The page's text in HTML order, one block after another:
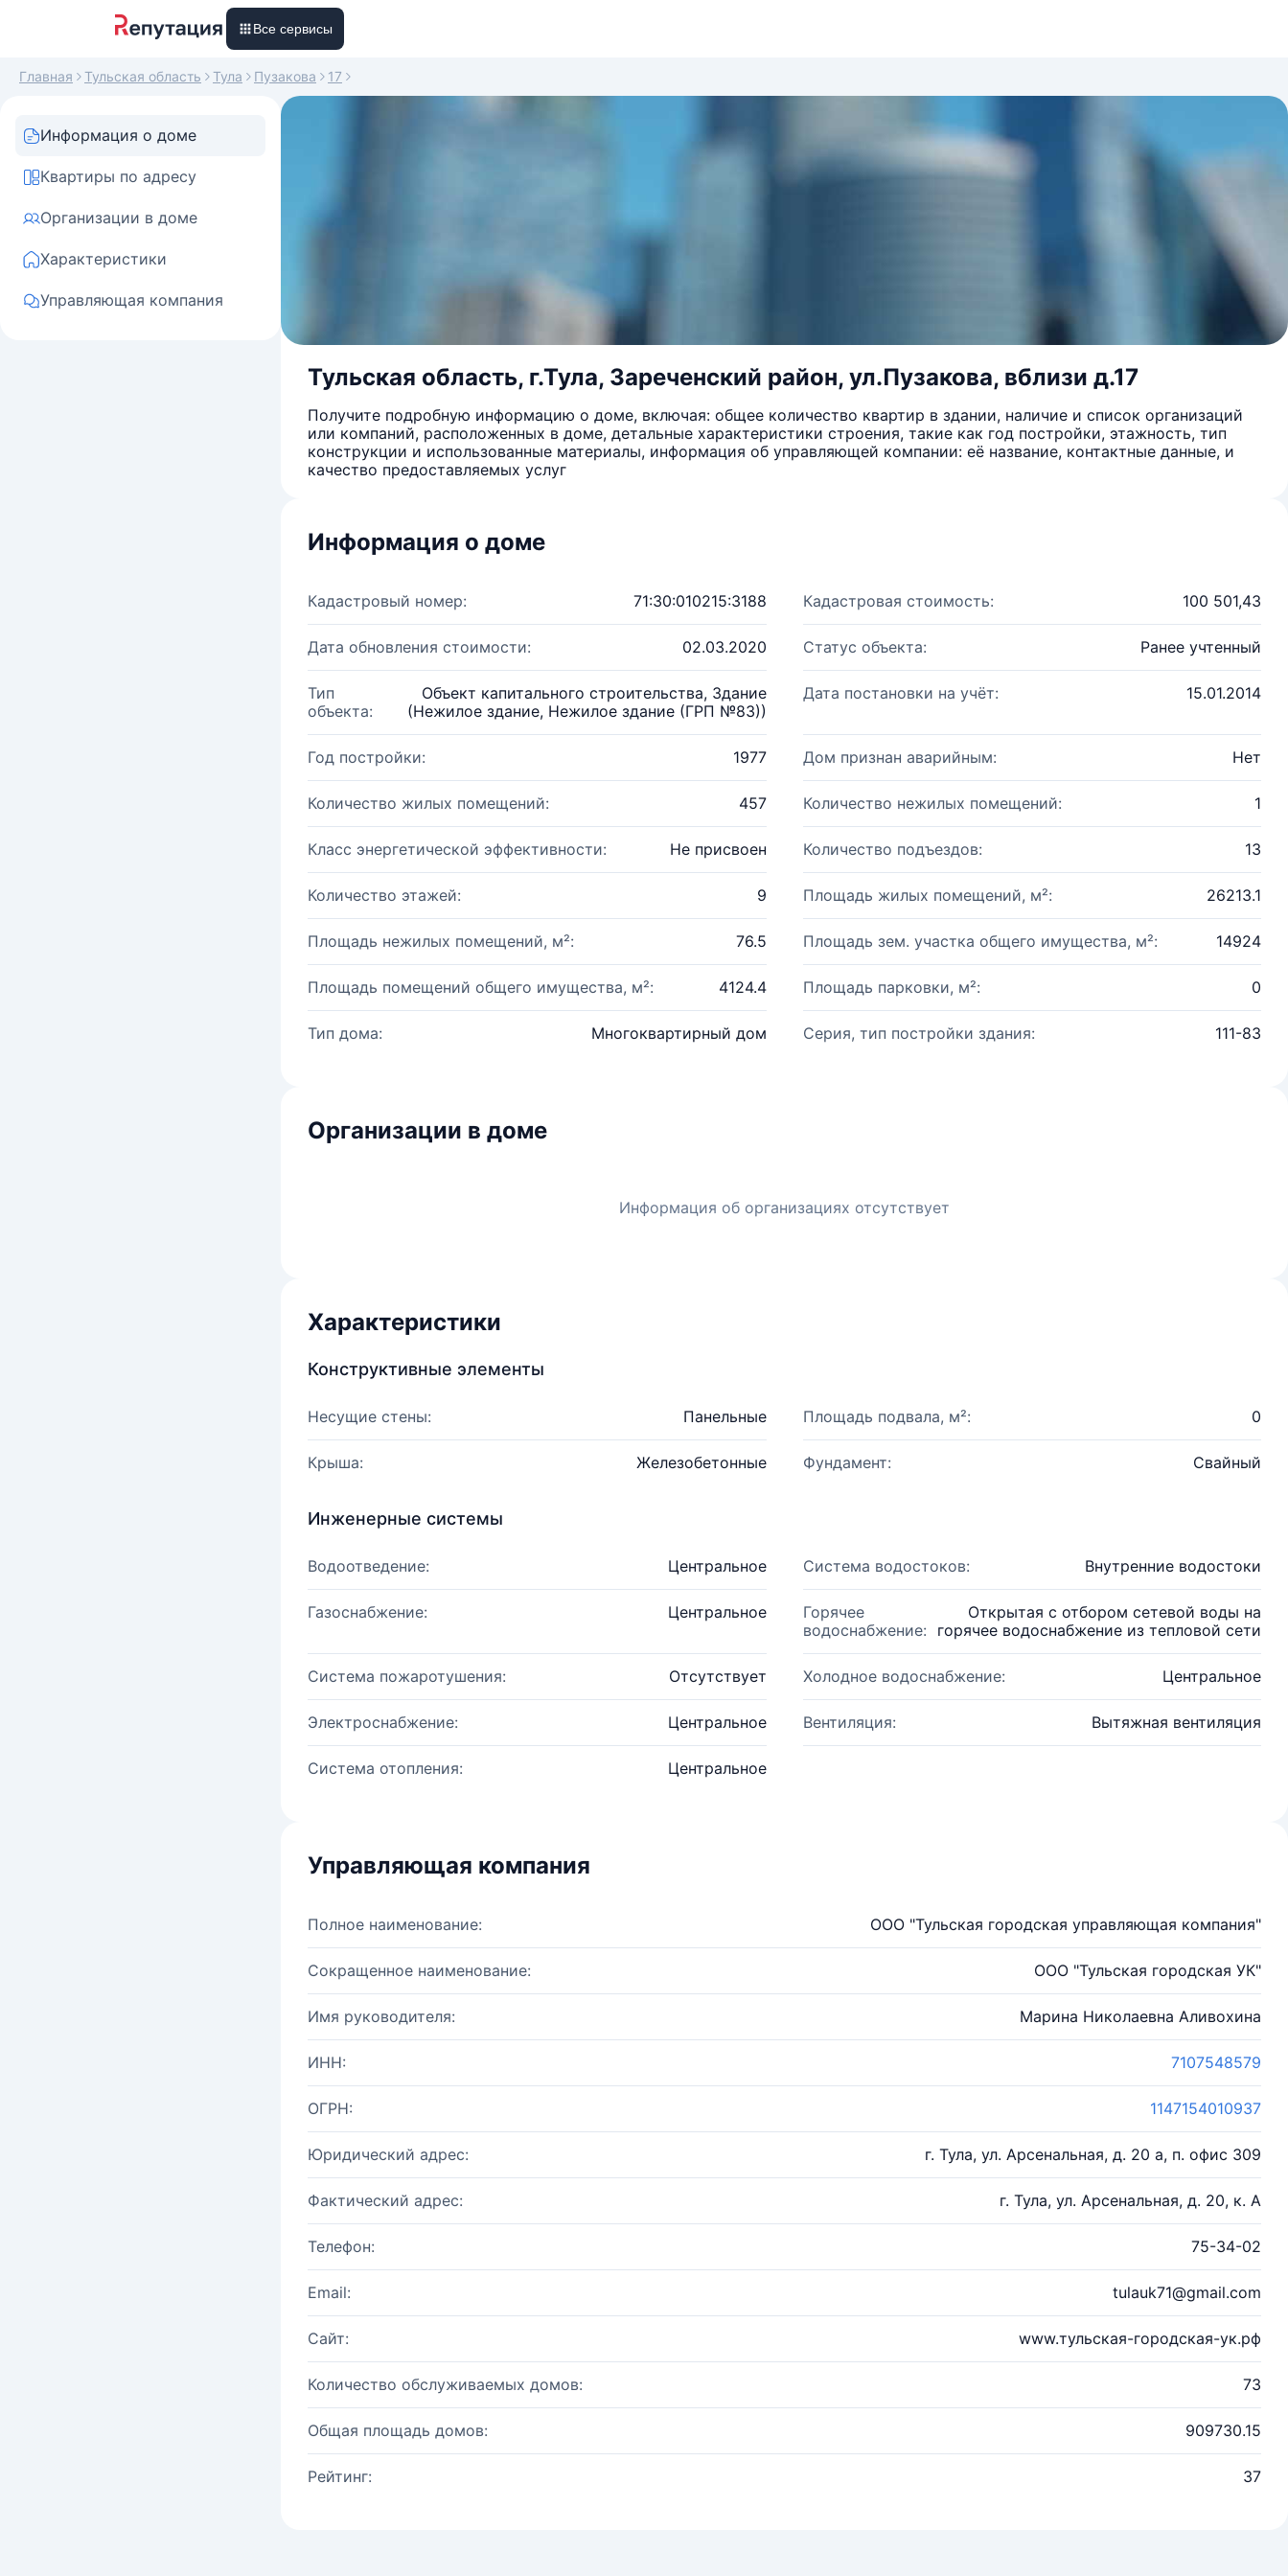
Все сервисы
Главная Тульская область Тула Пузакова 17
Информация о доме
Квартиры по адресу
Организации в доме
Характеристики
Управляющая компания
Тульская область, г.Тула, Зареченский район, ул.Пузакова, вблизи д.17
Получите подробную информацию о доме, включая: общее количество квартир в здании, наличие и список организаций
или компаний, расположенных в доме, детальные характеристики строения, такие как год постройки, этажность, тип
конструкции и использованные материалы, информация об управляющей компании: её название, контактные данные, и
качество предоставляемых услуг
Информация о доме
Кадастровый номер: 71:30:010215:3188 Кадастровая стоимость: 100 501,43
Дата обновления стоимости: 02.03.2020 Статус объекта: Ранее учтенный
Тип
объекта:
Объект капитального строительства, Здание
(Нежилое здание, Нежилое здание (ГРП №83))
Дата постановки на учёт: 15.01.2014
Год постройки: 1977 Дом признан аварийным: Нет
Количество жилых помещений: 457 Количество нежилых помещений: 1
Класс энергетической эффективности: Не присвоен Количество подъездов: 13
Количество этажей: 9 Площадь жилых помещений, м²: 26213.1
Площадь нежилых помещений, м²: 76.5 Площадь зем. участка общего имущества, м²: 14924
Площадь помещений общего имущества, м²: 4124.4 Площадь парковки, м²: 0
Тип дома: Многоквартирный дом Серия, тип постройки здания: 111-83
Организации в доме
Информация об организациях отсутствует
Характеристики
Конструктивные элементы
Несущие стены: Панельные Площадь подвала, м²: 0
Крыша: Железобетонные Фундамент: Свайный
Инженерные системы
Водоотведение: Центральное Система водостоков: Внутренние водостоки
Газоснабжение: Центральное
Горячее
водоснабжение:
Открытая с отбором сетевой воды на
горячее водоснабжение из тепловой сети
Система пожаротушения: Отсутствует Холодное водоснабжение: Центральное
Электроснабжение: Центральное Вентиляция: Вытяжная вентиляция
Система отопления: Центральное
Управляющая компания
Полное наименование: ООО "Тульская городская управляющая компания"
Сокращенное наименование: ООО "Тульская городская УК"
Имя руководителя: Марина Николаевна Аливохина
ИНН: 7107548579
ОГРН: 1147154010937
Юридический адрес: г. Тула, ул. Арсенальная, д. 20 а, п. офис 309
Фактический адрес: г. Тула, ул. Арсенальная, д. 20, к. А
Телефон: 75-34-02
Email: tulauk71@gmail.com
Сайт: www.тульская-городская-ук.рф
Количество обслуживаемых домов: 73
Общая площадь домов: 909730.15
Рейтинг: 37